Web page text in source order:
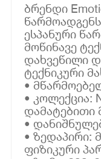
ბრენდი
ესპანური
მოწინავე
დახვეწილი
ტექნიკური
•
• კოლექცია:
დამატებითი
•
• ზედაპირი:
ფიზიკური